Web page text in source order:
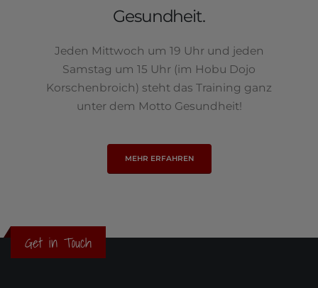
Gesundheit.
Jeden Mittwoch um 19 Uhr und jeden
Samstag um 15 Uhr (im Hobu Dojo
Korschenbroich) steht das Training ganz
unter dem Motto Gesundheit!
MEHR ERFAHREN
Get in Touch